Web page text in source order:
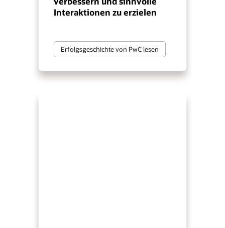
Interaktionen zu erzielen
Erfolgsgeschichte von PwC lesen